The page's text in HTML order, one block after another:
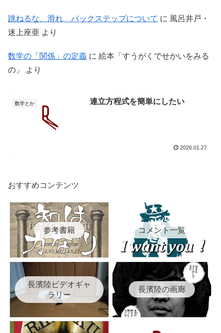
跳ねるな、滑れ バックステップについて に 風呂井戸・
迷上座亜 より
数学の「関係」の定義 に 絵本「すうがくでせかいをみる
の」
より
数学とか 連立方程式を簡単にしたい
2026.01.27
おすすめコンテンツ
参考書籍 コメント一覧
長濱陸ビデオギャ
ラリー
長濱陸の画廊